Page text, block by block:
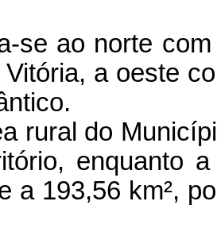
se ao norte
a oeste
rural do
enquanto
a 193,56 km²,